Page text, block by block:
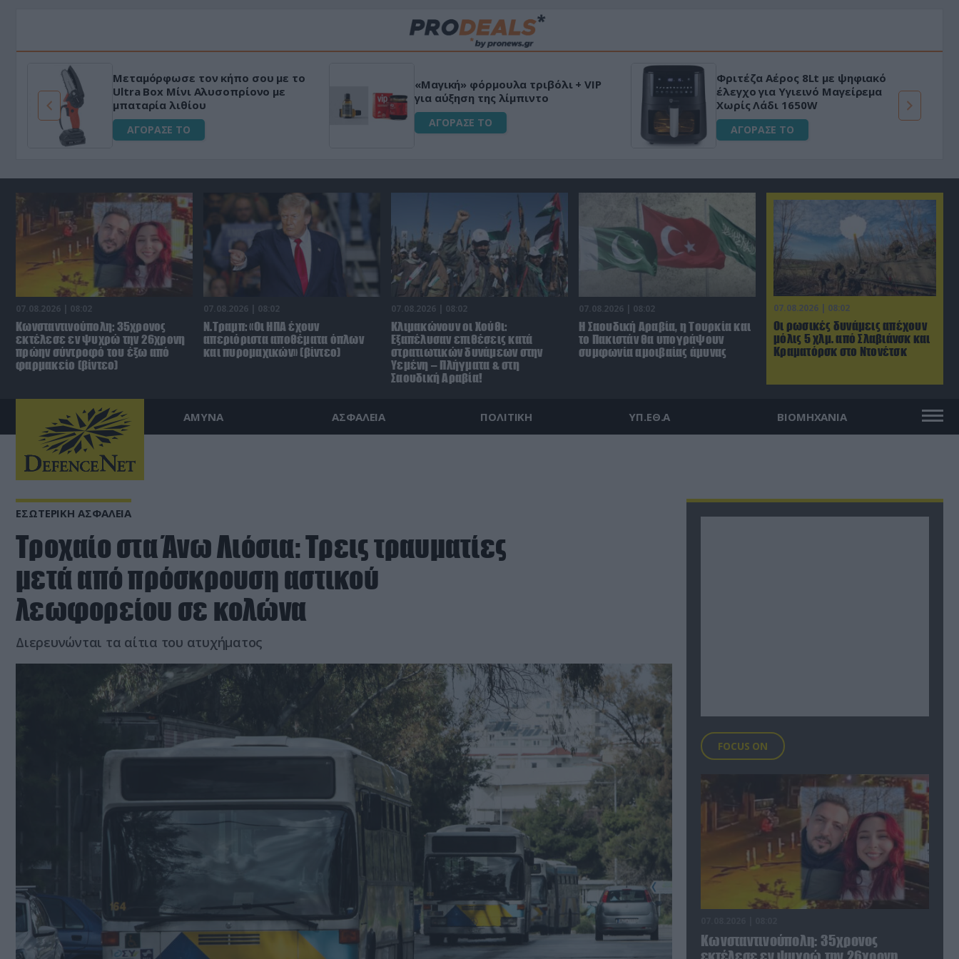
Μεταμόρφωσε τον κήπο σου με το
Ultra Box Μίνι Αλυσοπρίονο με
μπαταρία λιθίου
ΑΓΟΡΑΣΕ ΤΟ
«Μαγική» φόρμουλα τριβόλι + VIP
για αύξηση της λίμπιντο
ΑΓΟΡΑΣΕ ΤΟ
Φριτέζα Αέρος 8Lt με ψηφιακό
έλεγχο για Υγιεινό Μαγείρεμα
Χωρίς Λάδι 1650W
ΑΓΟΡΑΣΕ ΤΟ
07.08.2026 | 08:02
Οι ρωσικές δυνάμεις απέχουν
μόλις 5 χλμ. από Σλαβιάνσκ και
Κραματόρσκ στο Ντονέτσκ
07.08.2026 | 08:02
Κωνσταντινούπολη: 35χρονος
εκτέλεσε εν ψυχρώ την 26χρονη
πρώην σύντροφό του έξω από
φαρμακείο (βίντεο)
07.08.2026 | 08:02
Ν.Τραμπ: «Οι ΗΠΑ έχουν
απεριόριστα αποθέματα όπλων
και πυρομαχικών» (βίντεο)
07.08.2026 | 08:02
Κλιμακώνουν οι Χούθι:
Eξαπέλυσαν επιθέσεις κατά
στρατιωτικών δυνάμεων στην
Υεμένη – Πλήγματα & στη
Σαουδική Αραβία!
07.08.2026 | 08:02
Η Σαουδική Αραβία, η Τουρκία και
το Πακιστάν θα υπογράψουν
συμφωνία αμοιβαίας άμυνας
ΑΜΥΝΑ ΑΣΦΑΛΕΙΑ ΠΟΛΙΤΙΚΗ ΥΠ.ΕΘ.Α ΒΙΟΜΗΧΑΝΙΑ
ΕΣΩΤΕΡΙΚΗ ΑΣΦΑΛΕΙΑ
Τροχαίο στα Άνω Λιόσια: Τρεις τραυματίες
μετά από πρόσκρουση αστικού
λεωφορείου σε κολώνα
Διερευνώνται τα αίτια του ατυχήματος
FOCUS ON
Κωνσταντινούπολη: 35χρονος